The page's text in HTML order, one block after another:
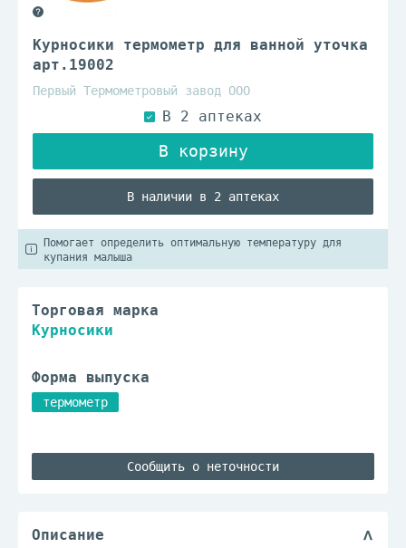
Курносики термометр для ванной уточка
арт.19002
Первый Термометровый завод ООО
В наличии в 2 аптеках
Помогает определить оптимальную температуру для
купания малыша
Торговая марка
Курносики
Форма выпуска
термометр
Сообщить о неточности
Описание